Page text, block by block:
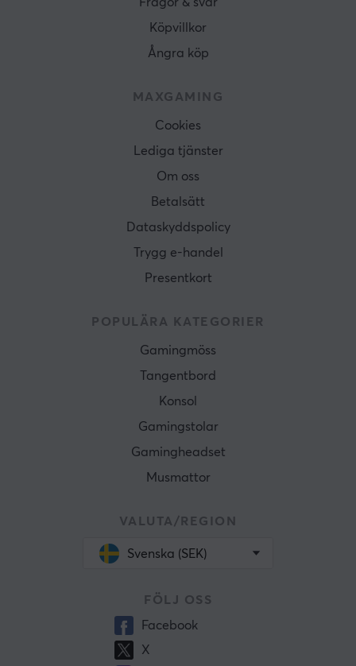
Köpvillkor
Ångra köp
MAXGAMING
Cookies
Lediga tjänster
Om oss
Betalsätt
Dataskyddspolicy
Trygg e-handel
Presentkort
POPULÄRA KATEGORIER
Gamingmöss
Tangentbord
Konsol
Gamingstolar
Gamingheadset
Musmattor
VALUTA/REGION
Svenska (SEK)
FÖLJ OSS
Facebook
X